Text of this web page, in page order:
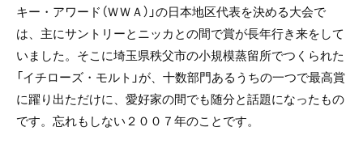
キー・アワード（ＷＷＡ）」の日本地区代表を決める大会で
は、主にサントリーとニッカとの間で賞が長年行き来をして
いました。そこに埼玉県秩父市の小規模蒸留所でつくられた
「イチローズ・モルト」が、十数部門あるうちの一つで最高賞
に躍り出ただけに、愛好家の間でも随分と話題になったもの
です。忘れもしない２００７年のことです。